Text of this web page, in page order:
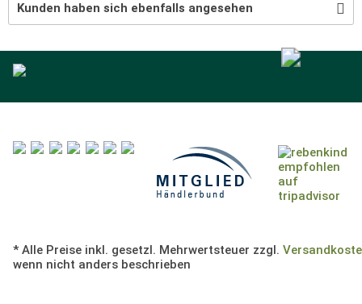
Kunden haben sich ebenfalls angesehen
* Alle Preise inkl. gesetzl. Mehrwertsteuer zzgl.
wenn nicht anders beschrieben